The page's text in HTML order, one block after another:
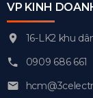
VP KINH
16-LK2 khu
0909 686 661